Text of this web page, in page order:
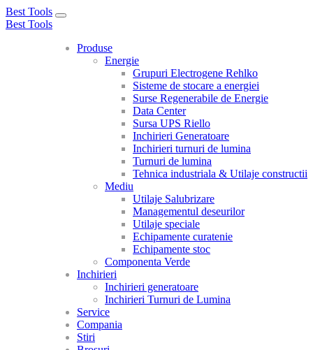
Best Tools
Toggle
Best Tools
Produse
Energie
Grupuri Electrogene Rehlko
Sisteme de stocare a energiei
Surse Regenerabile de Energie
Data Center
Sursa UPS Riello
Inchirieri Generatoare
Inchirieri turnuri de lumina
Turnuri de lumina
Tehnica industriala & Utilaje constructii
Mediu
Utilaje Salubrizare
Managementul deseurilor
Utilaje speciale
Echipamente curatenie
Echipamente stoc
Componenta Verde
Inchirieri
Inchirieri generatoare
Inchirieri Turnuri de Lumina
Service
Compania
Stiri